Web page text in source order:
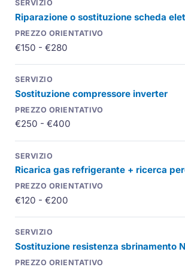
Riparazione o sostituzione scheda
€150 - €280
Sostituzione compressore inverter
€250 - €400
Ricarica gas refrigerante + ricerca
€120 - €200
Sostituzione resistenza sbrinamento